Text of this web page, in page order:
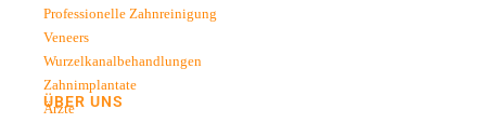
Professionelle Zahnreinigung
Veneers
Wurzelkanalbehandlungen
Zahnimplantate
ÜBER UNS
Ärzte